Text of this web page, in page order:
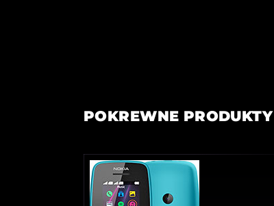
POKREWNE PRODUKTY